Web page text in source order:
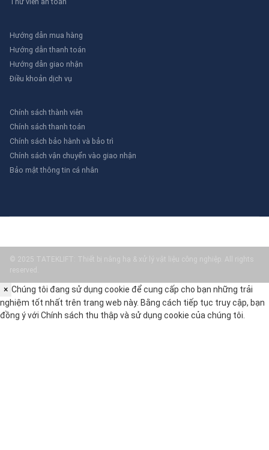
Hướng dẫn mua hàng
Hướng dẫn thanh toán
Hướng dẫn giao nhận
Điều khoản dịch vụ
Chính sách thành viên
Chính sách thanh toán
Chính sách bảo hành và bảo trì
Chính sách vận chuyển vào giao nhận
Bảo mật thông tin cá nhân
© 2025 TATEKLIFT: Thiết bị nâng hạ & xử lý vật liệu công nghiệp. All rights
reserved.
× Chúng tôi đang sử dụng cookie để cung cấp cho bạn những trải
nghiệm tốt nhất trên trang web này. Bằng cách tiếp tục truy cập, bạn
đồng ý với Chính sách thu thập và sử dụng cookie của chúng tôi.